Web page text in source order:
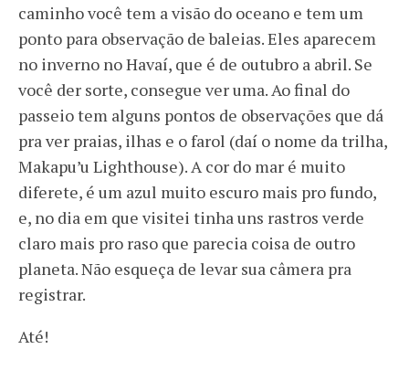
caminho você tem a visão do oceano e tem um
ponto para observação de baleias. Eles aparecem
no inverno no Havaí, que é de outubro a abril. Se
você der sorte, consegue ver uma. Ao final do
passeio tem alguns pontos de observações que dá
pra ver praias, ilhas e o farol (daí o nome da trilha,
Makapu’u Lighthouse). A cor do mar é muito
diferete, é um azul muito escuro mais pro fundo,
e, no dia em que visitei tinha uns rastros verde
claro mais pro raso que parecia coisa de outro
planeta. Não esqueça de levar sua câmera pra
registrar.
Até!